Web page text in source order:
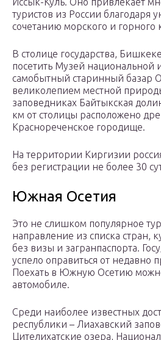
туристов из России благодаря
сочетанию морского и горного
В столице государства,
посетить Музей национальной
самобытный старинный базар
великолепием местной
заповедниках Байтыкская
км от столицы расположено
Краснореченское городище.
На территории Киргизии
без регистрации не более 30
Южная Осетия
Это не слишком популярное
направление из списка стран,
без визы и загранпаспорта.
успело оправиться от
Поехать в Южную Осетию
автомобиле.
Среди наиболее известных
республики – Лиахавский
Цителихатские озера,